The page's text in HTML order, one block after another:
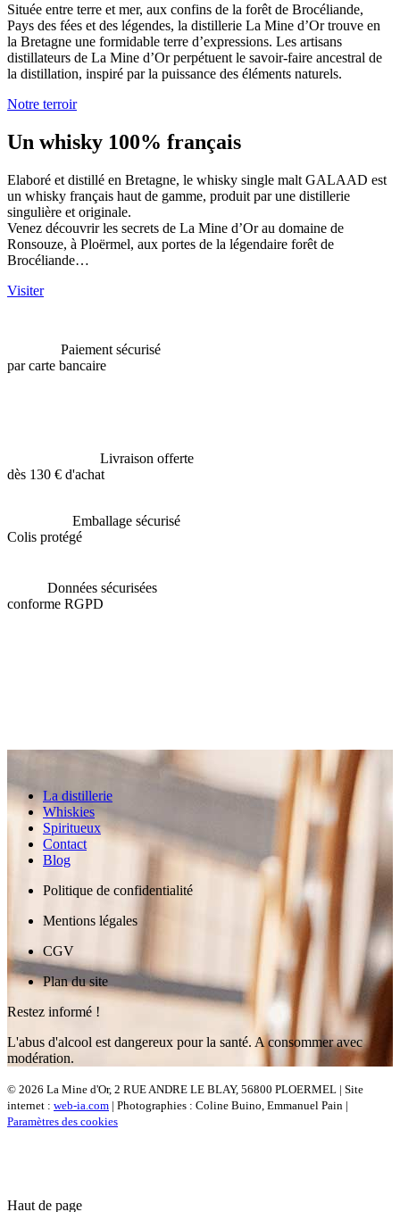
Située entre terre et mer, aux confins de la forêt de Brocéliande,
Pays des fées et des légendes, la distillerie La Mine d’Or trouve en
la Bretagne une formidable terre d’expressions. Les artisans
distillateurs de La Mine d’Or perpétuent le savoir-faire ancestral de
la distillation, inspiré par la puissance des éléments naturels.
Notre terroir
Un whisky 100% français
Elaboré et distillé en Bretagne, le whisky single malt GALAAD est
un whisky français haut de gamme, produit par une distillerie
singulière et originale.
Venez découvrir les secrets de La Mine d’Or au domaine de
Ronsouze, à Ploërmel, aux portes de la légendaire forêt de
Brocéliande…
Visiter
Paiement sécurisé
par carte bancaire
Livraison offerte
dès 130 € d'achat
Emballage sécurisé
Colis protégé
Données sécurisées
conforme RGPD
La distillerie
Whiskies
Spiritueux
Contact
Blog
Politique de confidentialité
Mentions légales
CGV
Plan du site
Restez informé !
L'abus d'alcool est dangereux pour la santé. A consommer avec
modération.
© 2026 La Mine d'Or, 2 RUE ANDRE LE BLAY, 56800 PLOERMEL | Site
internet : web-ia.com | Photographies : Coline Buino, Emmanuel Pain |
Paramètres des cookies
Haut de page